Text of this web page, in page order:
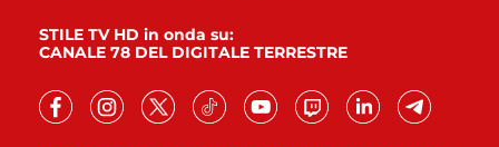
STILE TV HD in onda su:
CANALE 78 DEL DIGITALE TERRESTRE